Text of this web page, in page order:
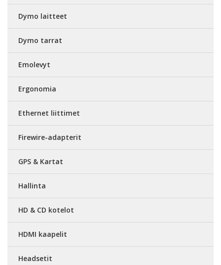
Dymo laitteet
Dymo tarrat
Emolevyt
Ergonomia
Ethernet liittimet
Firewire-adapterit
GPS & Kartat
Hallinta
HD & CD kotelot
HDMI kaapelit
Headsetit